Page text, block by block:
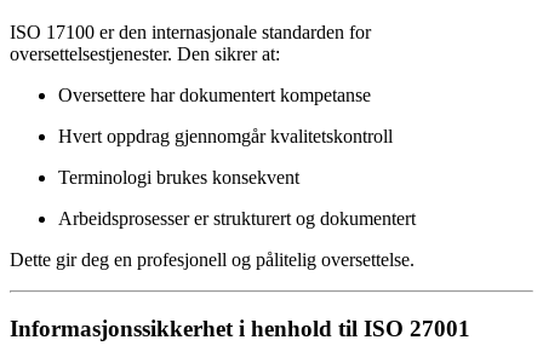
ISO 17100 er den internasjonale standarden for
oversettelsestjenester. Den sikrer at:
Oversettere har dokumentert kompetanse
Hvert oppdrag gjennomgår kvalitetskontroll
Terminologi brukes konsekvent
Arbeidsprosesser er strukturert og dokumentert
Dette gir deg en profesjonell og pålitelig oversettelse.
Informasjonssikkerhet i henhold til ISO 27001